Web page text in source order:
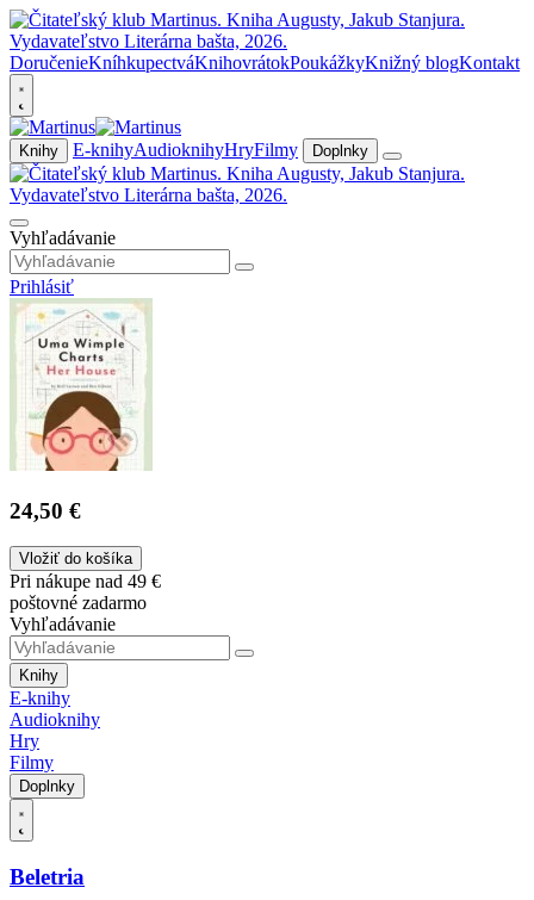
DoručenieKníhkupectváKnihovrátokPoukážkyKnižný blogKontakt
Knihy E-knihyAudioknihyHryFilmy Doplnky
Vyhľadávanie
Prihlásiť
24,50 €
Vložiť do košíka
Pri nákupe nad 49 €
poštovné zadarmo
Vyhľadávanie
Knihy
E-knihy
Audioknihy
Hry
Filmy
Doplnky
Beletria